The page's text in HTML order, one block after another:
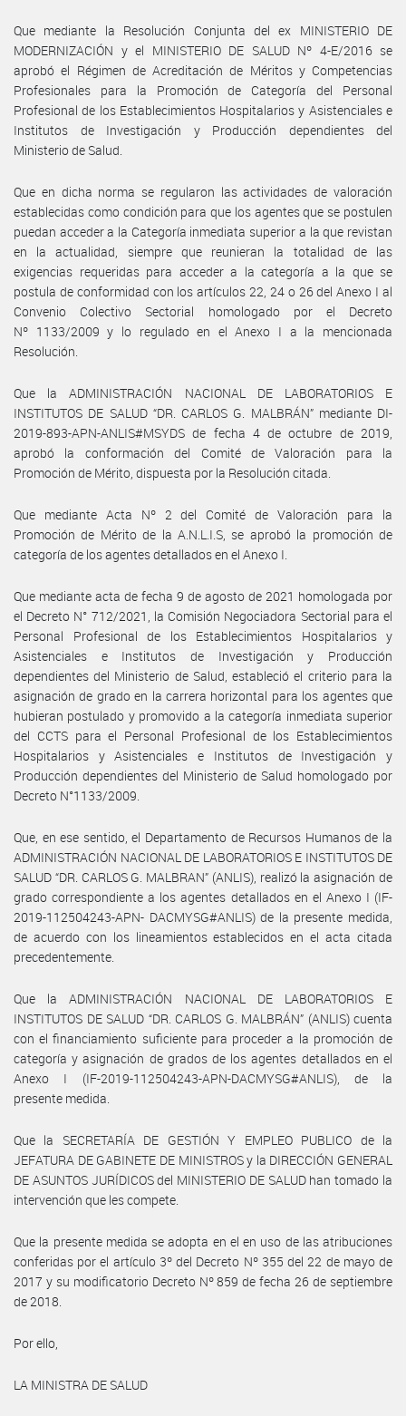
Que mediante la Resolución Conjunta del ex MINISTERIO DE
MODERNIZACIÓN y el MINISTERIO DE SALUD Nº 4-E/2016 se
aprobó el Régimen de Acreditación de Méritos y Competencias
Profesionales para la Promoción de Categoría del Personal
Profesional de los Establecimientos Hospitalarios y Asistenciales e
Institutos de Investigación y Producción dependientes del
Ministerio de Salud.
Que en dicha norma se regularon las actividades de valoración
establecidas como condición para que los agentes que se postulen
puedan acceder a la Categoría inmediata superior a la que revistan
en la actualidad, siempre que reunieran la totalidad de las
exigencias requeridas para acceder a la categoría a la que se
postula de conformidad con los artículos 22, 24 o 26 del Anexo I al
Convenio Colectivo Sectorial homologado por el Decreto
Nº 1133/2009 y lo regulado en el Anexo I a la mencionada
Resolución.
Que la ADMINISTRACIÓN NACIONAL DE LABORATORIOS E
INSTITUTOS DE SALUD “DR. CARLOS G. MALBRÁN” mediante DI-
2019-893-APN-ANLIS#MSYDS de fecha 4 de octubre de 2019,
aprobó la conformación del Comité de Valoración para la
Promoción de Mérito, dispuesta por la Resolución citada.
Que mediante Acta Nº 2 del Comité de Valoración para la
Promoción de Mérito de la A.N.L.I.S, se aprobó la promoción de
categoría de los agentes detallados en el Anexo I.
Que mediante acta de fecha 9 de agosto de 2021 homologada por
el Decreto N° 712/2021, la Comisión Negociadora Sectorial para el
Personal Profesional de los Establecimientos Hospitalarios y
Asistenciales e Institutos de Investigación y Producción
dependientes del Ministerio de Salud, estableció el criterio para la
asignación de grado en la carrera horizontal para los agentes que
hubieran postulado y promovido a la categoría inmediata superior
del CCTS para el Personal Profesional de los Establecimientos
Hospitalarios y Asistenciales e Institutos de Investigación y
Producción dependientes del Ministerio de Salud homologado por
Decreto N°1133/2009.
Que, en ese sentido, el Departamento de Recursos Humanos de la
ADMINISTRACIÓN NACIONAL DE LABORATORIOS E INSTITUTOS DE
SALUD “DR. CARLOS G. MALBRAN” (ANLIS), realizó la asignación de
grado correspondiente a los agentes detallados en el Anexo I (IF-
2019-112504243-APN- DACMYSG#ANLIS) de la presente medida,
de acuerdo con los lineamientos establecidos en el acta citada
precedentemente.
Que la ADMINISTRACIÓN NACIONAL DE LABORATORIOS E
INSTITUTOS DE SALUD “DR. CARLOS G. MALBRÁN” (ANLIS) cuenta
con el financiamiento suficiente para proceder a la promoción de
categoría y asignación de grados de los agentes detallados en el
Anexo I (IF-2019-112504243-APN-DACMYSG#ANLIS), de la
presente medida.
Que la SECRETARÍA DE GESTIÓN Y EMPLEO PUBLICO de la
JEFATURA DE GABINETE DE MINISTROS y la DIRECCIÓN GENERAL
DE ASUNTOS JURÍDICOS del MINISTERIO DE SALUD han tomado la
intervención que les compete.
Que la presente medida se adopta en el en uso de las atribuciones
conferidas por el artículo 3º del Decreto Nº 355 del 22 de mayo de
2017 y su modificatorio Decreto Nº 859 de fecha 26 de septiembre
de 2018.
Por ello,
LA MINISTRA DE SALUD